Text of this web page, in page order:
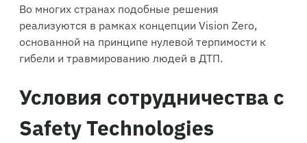
Во многих странах подобные решения
реализуются в рамках концепции Vision Zero,
основанной на принципе нулевой терпимости к
гибели и травмированию людей в ДТП.
Условия сотрудничества с
Safety Technologies